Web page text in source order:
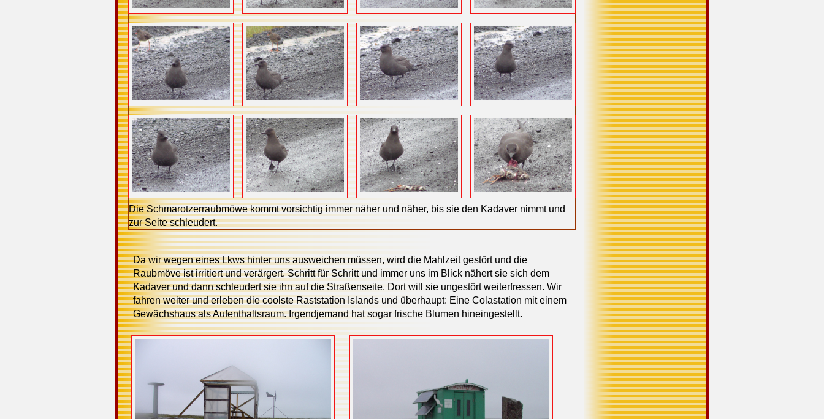
Die Schmarotzerraubmöwe kommt vorsichtig immer näher und näher, bis sie den Kadaver nimmt und
zur Seite schleudert.
Da wir wegen eines Lkws hinter uns ausweichen müssen, wird die Mahlzeit gestört und die
Raubmöve ist irritiert und verärgert. Schritt für Schritt und immer uns im Blick nähert sie sich dem
Kadaver und dann schleudert sie ihn auf die Straßenseite. Dort will sie ungestört weiterfressen. Wir
fahren weiter und erleben die coolste Raststation Islands und überhaupt: Eine Colastation mit einem
Gewächshaus als Aufenthaltsraum. Irgendjemand hat sogar frische Blumen hineingestellt.